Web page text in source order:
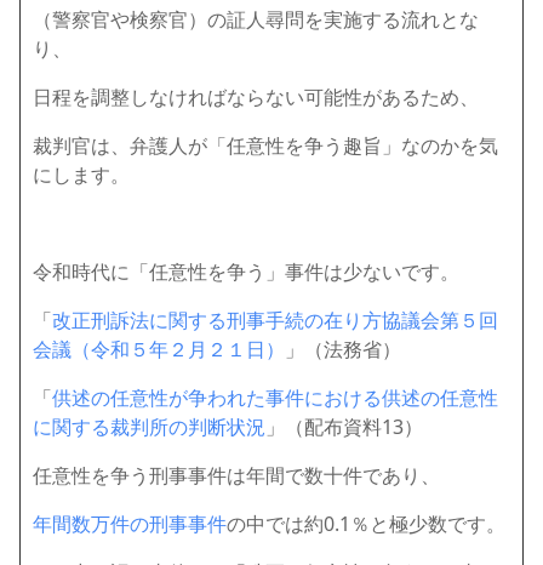
（警察官や検察官）の証人尋問を実施する流れとな
り、
日程を調整しなければならない可能性があるため、
裁判官は、弁護人が「任意性を争う趣旨」なのかを気
にします。
令和時代に「任意性を争う」事件は少ないです。
「改正刑訴法に関する刑事手続の在り方協議会第５回
会議（令和５年２月２１日）
」（法務省）
「供述の任意性が争われた事件における供述の任意性
に関する裁判所の判断状況 」（配布資料13）
任意性を争う刑事事件は年間で数十件であり、
年間数万件の刑事事件の中では約0.1％と極少数です。